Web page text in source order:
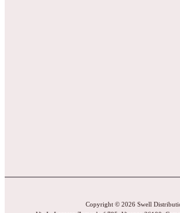
Copyright © 2026 Swell